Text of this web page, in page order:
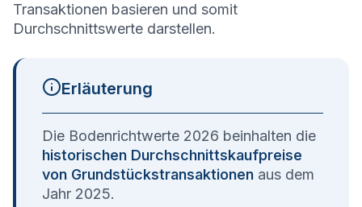
Transaktionen basieren und somit
Durchschnittswerte darstellen.
Erläuterung
Die Bodenrichtwerte 2026 beinhalten die
historischen Durchschnittskaufpreise
von Grundstückstransaktionen aus dem
Jahr 2025.